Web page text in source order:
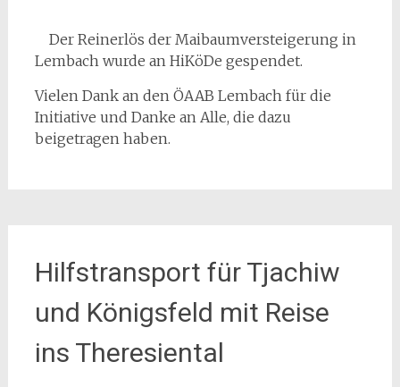
Der Reinerlös der Maibaumversteigerung in
Lembach wurde an HiKöDe gespendet.
Vielen Dank an den ÖAAB Lembach für die
Initiative und Danke an Alle, die dazu
beigetragen haben.
Hilfstransport für Tjachiw
und Königsfeld mit Reise
ins Theresiental